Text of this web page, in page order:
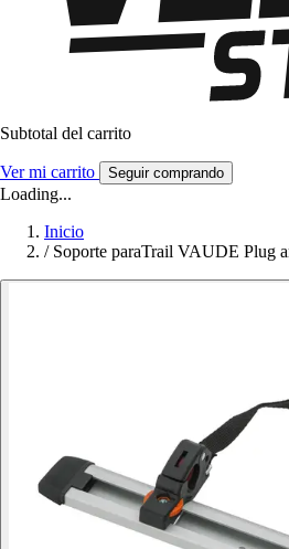
Subtotal del carrito
Ver mi carrito Seguir comprando
Loading...
Inicio
/ Soporte paraTrail VAUDE Plug